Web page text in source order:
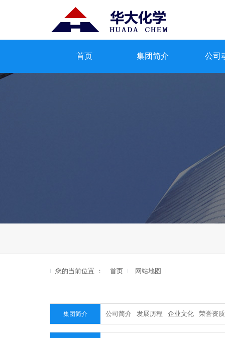
首页 集团简介 公司
您的当前位置 ： 首页 网站地图
集团简介 公司简介 发展历程 企业文化 荣誉资质